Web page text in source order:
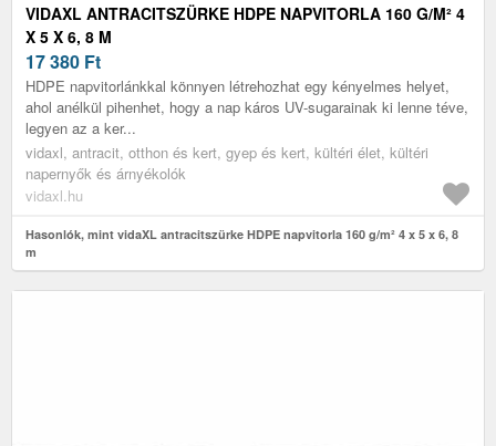
VIDAXL ANTRACITSZÜRKE HDPE NAPVITORLA 160 G/M² 4
X 5 X 6, 8 M
17 380 Ft
HDPE napvitorlánkkal könnyen létrehozhat egy kényelmes helyet,
ahol anélkül pihenhet, hogy a nap káros UV-sugarainak ki lenne téve,
legyen az a ker...
vidaxl, antracit, otthon és kert, gyep és kert, kültéri élet, kültéri
napernyők és árnyékolók
vidaxl.hu
Hasonlók, mint vidaXL antracitszürke HDPE napvitorla 160 g/m² 4 x 5 x 6, 8
m